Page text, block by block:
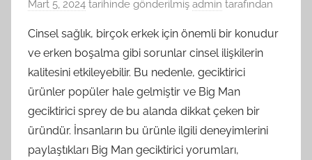
Mart 5, 2024 tarihinde gönderilmiş admin tarafından
Cinsel sağlık, birçok erkek için önemli bir konudur
ve erken boşalma gibi sorunlar cinsel ilişkilerin
kalitesini etkileyebilir. Bu nedenle, geciktirici
ürünler popüler hale gelmiştir ve Big Man
geciktirici sprey de bu alanda dikkat çeken bir
üründür. İnsanların bu ürünle ilgili deneyimlerini
paylaştıkları Big Man geciktirici yorumları,